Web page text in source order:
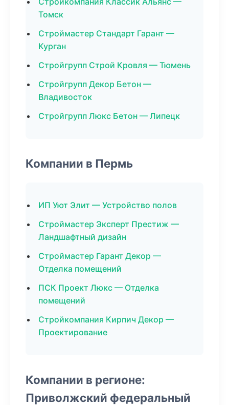
Томск
Строймастер Стандарт Гарант —
Курган
Стройгрупп Строй Кровля — Тюмень
Стройгрупп Декор Бетон —
Владивосток
Стройгрупп Люкс Бетон — Липецк
Компании в Пермь
ИП Уют Элит — Устройство полов
Строймастер Эксперт Престиж —
Ландшафтный дизайн
Строймастер Гарант Декор —
Отделка помещений
ПСК Проект Люкс — Отделка
помещений
Стройкомпания Кирпич Декор —
Проектирование
Компании в регионе:
Приволжский федеральный